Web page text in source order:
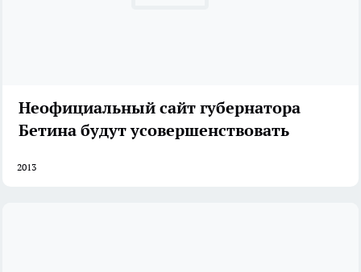
Неофициальный сайт губернатора
Бетина будут усовершенствовать
2013